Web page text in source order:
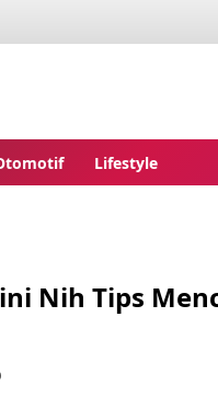
Lifestyle
Nih Tips